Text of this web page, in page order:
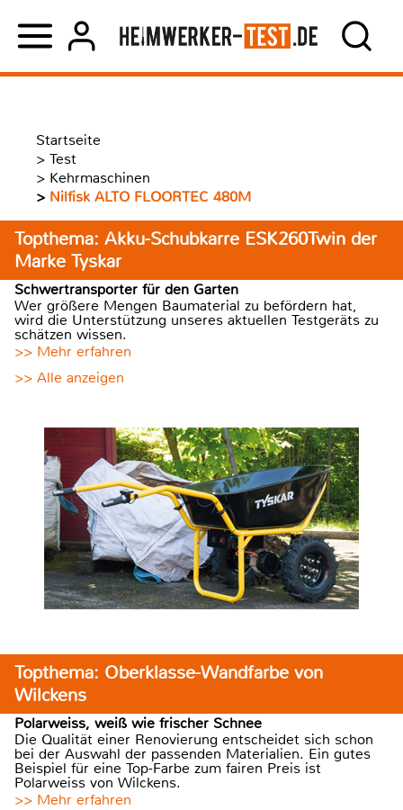
Startseite
> Test
> Kehrmaschinen
> Nilfisk ALTO FLOORTEC 480M
Topthema: Akku-Schubkarre ESK260Twin der
Marke Tyskar
Schwertransporter für den Garten
Wer größere Mengen Baumaterial zu befördern hat,
wird die Unterstützung unseres aktuellen Testgeräts zu
schätzen wissen.
>> Mehr erfahren
>> Alle anzeigen
Topthema: Oberklasse-Wandfarbe von
Wilckens
Polarweiss, weiß wie frischer Schnee
Die Qualität einer Renovierung entscheidet sich schon
bei der Auswahl der passenden Materialien. Ein gutes
Beispiel für eine Top-Farbe zum fairen Preis ist
Polarweiss von Wilckens.
>> Mehr erfahren